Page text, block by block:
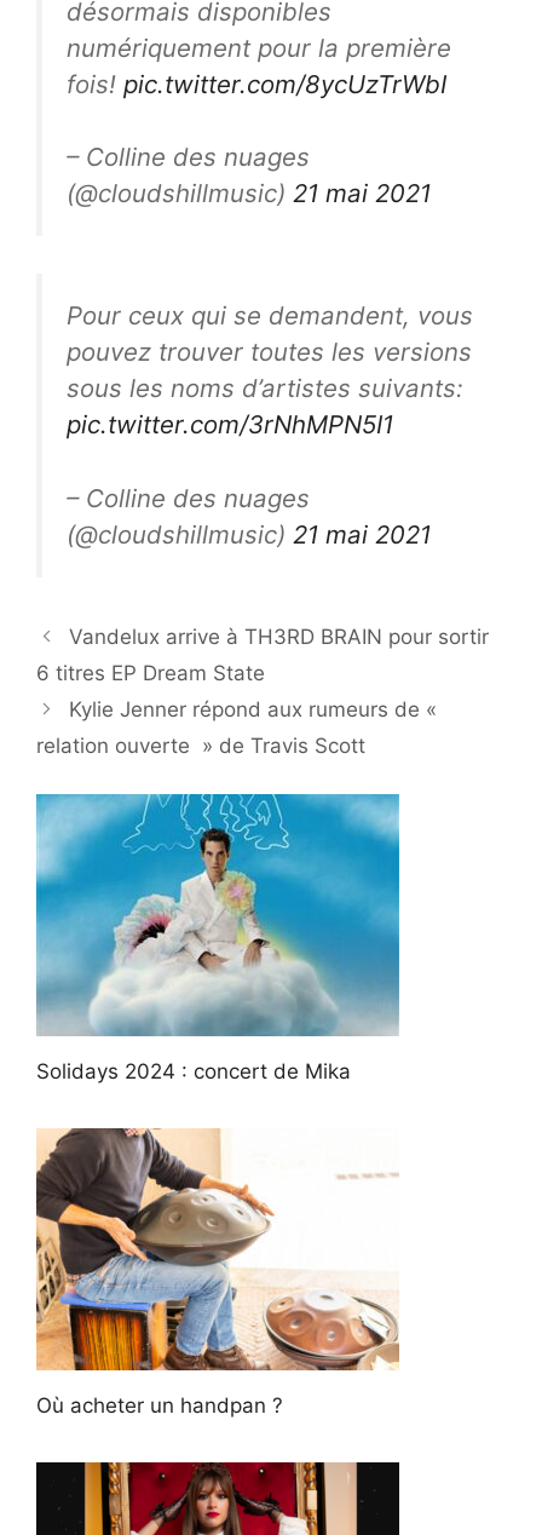
désormais disponibles
numériquement pour la première
fois! pic.twitter.com/8ycUzTrWbI
– Colline des nuages ​​
(@cloudshillmusic) 21 mai 2021
Pour ceux qui se demandent, vous
pouvez trouver toutes les versions
sous les noms d’artistes suivants:
pic.twitter.com/3rNhMPN5I1
– Colline des nuages ​​
(@cloudshillmusic) 21 mai 2021
Vandelux arrive à TH3RD BRAIN pour sortir
6 titres EP Dream State
Kylie Jenner répond aux rumeurs de «
relation ouverte » de Travis Scott
Solidays 2024 : concert de Mika
Où acheter un handpan ?